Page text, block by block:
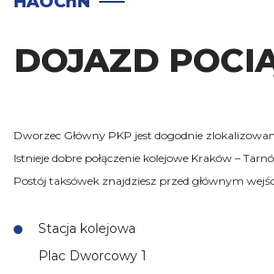
DOJAZD
Dworzec Główny PKP jest dogodnie
Istnieje dobre połączenie kolejowe Kraków –
Postój taksówek znajdziesz przed głównym
Stacja kolejowa
Plac Dworcowy 1